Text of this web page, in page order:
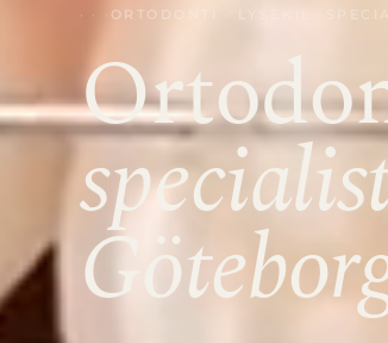
ORTODONTI · LYSEKIL: